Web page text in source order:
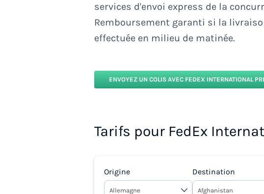
services d'envoi express de la
Remboursement garanti si la
effectuée en milieu de matinée.
ENVOYEZ UN COLIS AVEC FEDEX INTERNATIONAL
Tarifs pour FedEx
Origine Destination